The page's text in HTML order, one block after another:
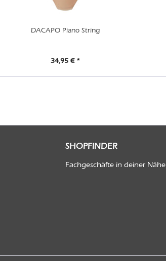
DACAPO Piano String
34,95 € *
SHOPFINDER
Fachgeschäfte in deiner Nähe